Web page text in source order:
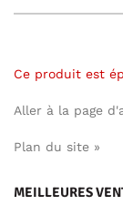
Ce produit est
Aller à la page
Plan du site »
MEILLEURES